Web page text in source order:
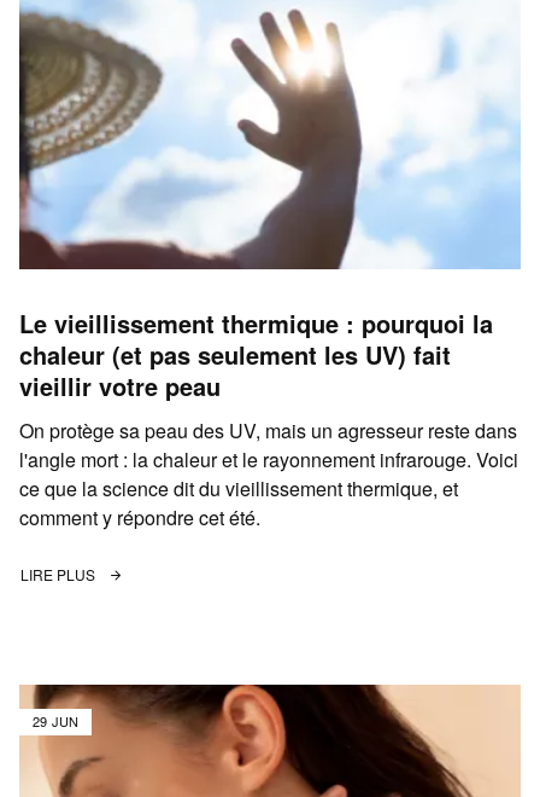
Le vieillissement thermique : pourquoi la
chaleur (et pas seulement les UV) fait
vieillir votre peau
On protège sa peau des UV, mais un agresseur reste dans
l'angle mort : la chaleur et le rayonnement infrarouge. Voici
ce que la science dit du vieillissement thermique, et
comment y répondre cet été.
LIRE PLUS
29 JUN